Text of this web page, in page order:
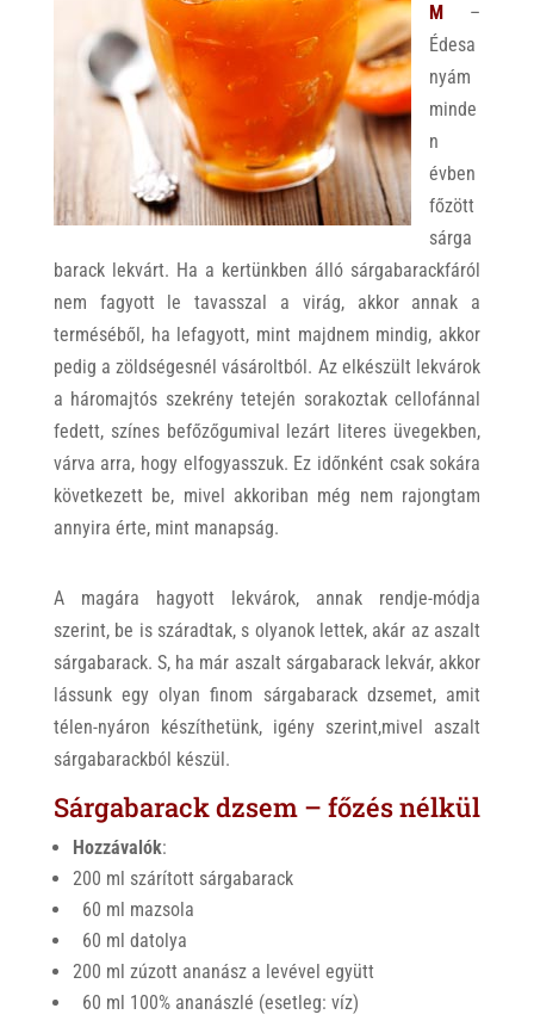
M–
Édesa
nyám
minde
n
évben
főzött
sárga
barack lekvárt. Ha a kertünkben álló sárgabarackfáról
nem fagyott le tavasszal a virág, akkor annak a
terméséből, ha lefagyott, mint majdnem mindig, akkor
pedig a zöldségesnél vásároltból. Az elkészült lekvárok
a háromajtós szekrény tetején sorakoztak cellofánnal
fedett, színes befőzőgumival lezárt literes üvegekben,
várva arra, hogy elfogyasszuk. Ez időnként csak sokára
következett be, mivel akkoriban még nem rajongtam
annyira érte, mint manapság.
A magára hagyott lekvárok, annak rendje-módja
szerint, be is száradtak, s olyanok lettek, akár az aszalt
sárgabarack. S, ha már aszalt sárgabarack lekvár, akkor
lássunk egy olyan finom sárgabarack dzsemet, amit
télen-nyáron készíthetünk, igény szerint,mivel aszalt
sárgabarackból készül.
Sárgabarack dzsem – főzés nélkül
Hozzávalók:
200 ml szárított sárgabarack
60 ml mazsola
60 ml datolya
200 ml zúzott ananász a levével együtt
60 ml 100% ananászlé (esetleg: víz)